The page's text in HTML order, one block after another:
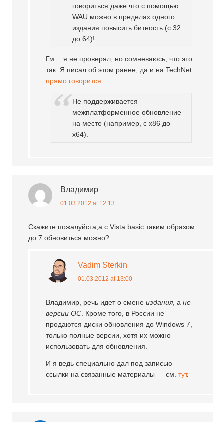
говориться даже что с помощью
WAU можно в пределах одного
издания повысить битность (с 32
до 64)!
Гм… я не проверял, но сомневаюсь, что это
так. Я писал об этом ранее, да и на TechNet
прямо говорится:
Не поддерживается
межплатформенное обновление
на месте (например, с x86 до
x64).
Владимир
01.03.2012 at 12:13
Скажите пожалуйста,а с Vista basic таким образом
до 7 обновиться можно?
Vadim Sterkin
01.03.2012 at 13:00
Владимир, речь идет о сменеиздания , ане
версии ОС . Кроме того, в России не
продаются диски обновления до Windows 7,
только полные версии, хотя их можно
использовать для обновления.
И я ведь специально дал под записью
ссылки на связанные материалы — см.тут.